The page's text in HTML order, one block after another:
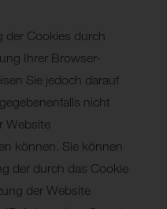
der Cookies durch
Ihrer Browser-
Sie jedoch darauf
nicht
Website
können. Sie können
der durch das Cookie
der Website